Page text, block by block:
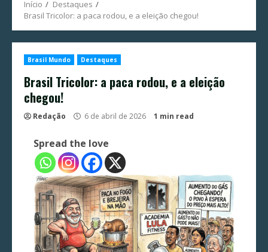
Início
Destaques
Brasil Tricolor: a paca rodou, e a eleição chegou!
Brasil Mundo Destaques
Brasil Tricolor: a paca rodou, e a eleição
chegou!
Redação 6 de abril de 2026 1 min read
Spread the love